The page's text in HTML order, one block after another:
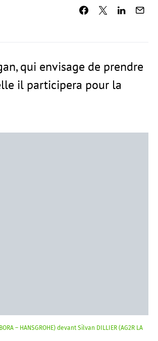
qui envisage de prendre
il participera pour la
– HANSGROHE) devant Silvan DILLIER (AG2R LA